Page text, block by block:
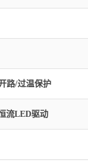
路/过温保护
流LED驱动